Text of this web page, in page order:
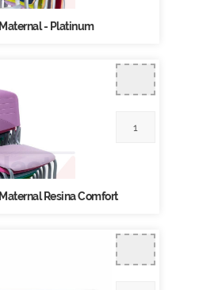
- Platinum
Resina Comfort